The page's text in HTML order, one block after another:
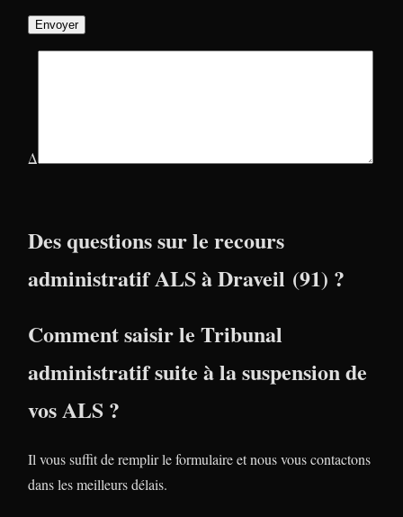
Δ
Des questions sur le recours
administratif ALS à Draveil (91) ?
Comment saisir le Tribunal
administratif suite à la suspension de
vos ALS ?
Il vous suffit de remplir le formulaire et nous vous contactons
dans les meilleurs délais.